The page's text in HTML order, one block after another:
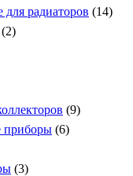
радиаторов (14)
(2)
(9)
приборы (6)
(3)